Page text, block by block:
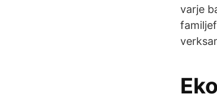
varje